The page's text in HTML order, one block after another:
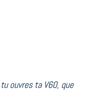
ouvres ta V60, que